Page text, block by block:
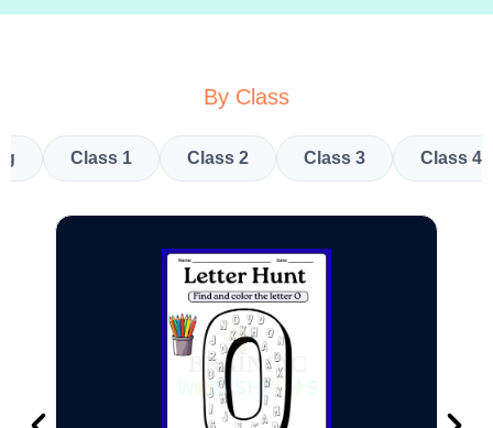
By Class
Class 1 Class 2 Class 3 Class 4